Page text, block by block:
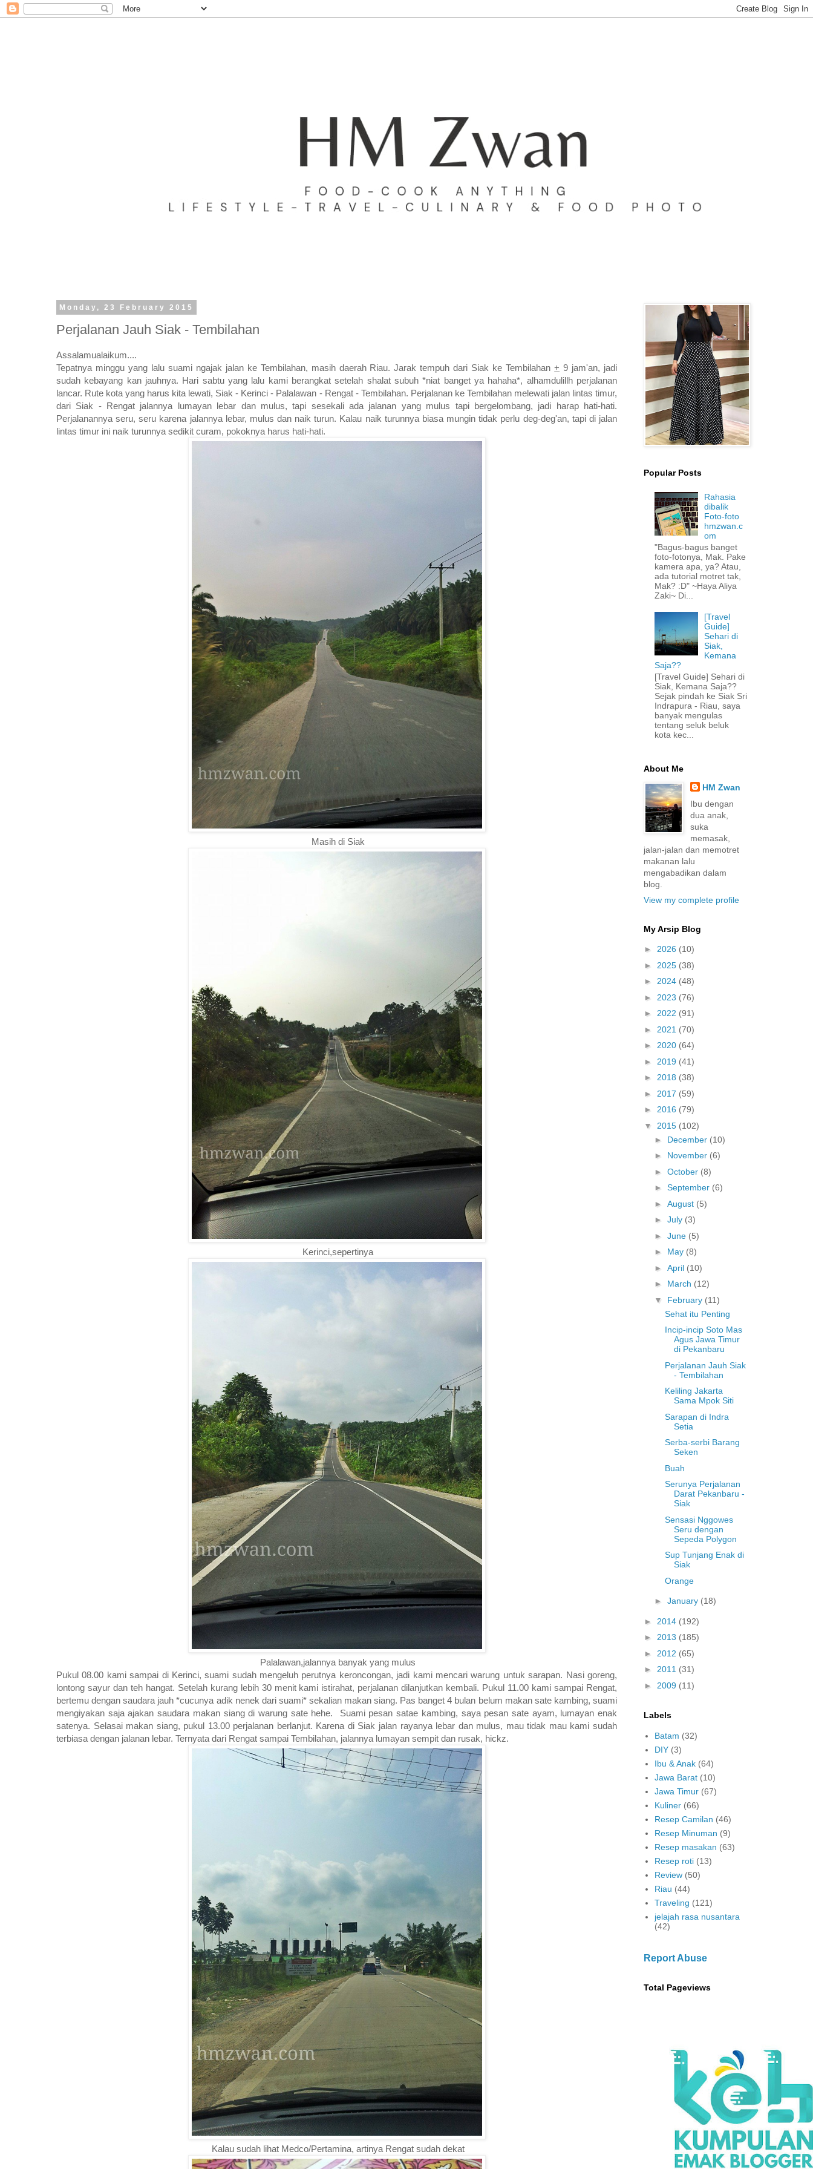
Monday, 23 February 2015
Perjalanan Jauh Siak - Tembilahan
Assalamualaikum....
Tepatnya minggu yang lalu suami ngajak jalan ke Tembilahan, masih daerah Riau. Jarak tempuh dari Siak ke Tembilahan+ 9 jam'an, jadi
sudah kebayang kan jauhnya. Hari sabtu yang lalu kami berangkat setelah shalat subuh *niat banget ya hahaha*, alhamdulillh perjalanan
lancar. Rute kota yang harus kita lewati, Siak - Kerinci - Palalawan - Rengat - Tembilahan. Perjalanan ke Tembilahan melewati jalan lintas timur,
dari Siak - Rengat jalannya lumayan lebar dan mulus, tapi sesekali ada jalanan yang mulus tapi bergelombang, jadi harap hati-hati.
Perjalanannya seru, seru karena jalannya lebar, mulus dan naik turun. Kalau naik turunnya biasa mungin tidak perlu deg-deg'an, tapi di jalan
lintas timur ini naik turunnya sedikit curam, pokoknya harus hati-hati.
Masih di Siak
Kerinci,sepertinya
Palalawan,jalannya banyak yang mulus
Pukul 08.00 kami sampai di Kerinci, suami sudah mengeluh perutnya keroncongan, jadi kami mencari warung untuk sarapan. Nasi goreng,
lontong sayur dan teh hangat. Setelah kurang lebih 30 menit kami istirahat, perjalanan dilanjutkan kembali. Pukul 11.00 kami sampai Rengat,
bertemu dengan saudara jauh *cucunya adik nenek dari suami* sekalian makan siang. Pas banget 4 bulan belum makan sate kambing, suami
mengiyakan saja ajakan saudara makan siang di warung sate hehe. Suami pesan satae kambing, saya pesan sate ayam, lumayan enak
satenya. Selasai makan siang, pukul 13.00 perjalanan berlanjut. Karena di Siak jalan rayanya lebar dan mulus, mau tidak mau kami sudah
terbiasa dengan jalanan lebar. Ternyata dari Rengat sampai Tembilahan, jalannya lumayan sempit dan rusak, hickz.
Kalau sudah lihat Medco/Pertamina, artinya Rengat sudah dekat
Popular Posts
Rahasia
dibalik
Foto-foto
hmzwan.c
om
"Bagus-bagus banget
foto-fotonya, Mak. Pake
kamera apa, ya? Atau,
ada tutorial motret tak,
Mak? :D" ~Haya Aliya
Zaki~ Di...
[Travel
Guide]
Sehari di
Siak,
Kemana
Saja??
[Travel Guide] Sehari di
Siak, Kemana Saja??
Sejak pindah ke Siak Sri
Indrapura - Riau, saya
banyak mengulas
tentang seluk beluk
kota kec...
About Me
HM Zwan
Ibu dengan
dua anak,
suka
memasak,
jalan-jalan dan memotret
makanan lalu
mengabadikan dalam
blog.
View my complete profile
My Arsip Blog
► 2026 (10)
► 2025 (38)
► 2024 (48)
► 2023 (76)
► 2022 (91)
► 2021 (70)
► 2020 (64)
► 2019 (41)
► 2018 (38)
► 2017 (59)
► 2016 (79)
▼ 2015 (102)
► December (10)
► November (6)
► October (8)
► September (6)
► August (5)
► July (3)
► June (5)
► May (8)
► April (10)
► March (12)
▼ February (11)
Sehat itu Penting
Incip-incip Soto Mas
Agus Jawa Timur
di Pekanbaru
Perjalanan Jauh Siak
- Tembilahan
Keliling Jakarta
Sama Mpok Siti
Sarapan di Indra
Setia
Serba-serbi Barang
Seken
Buah
Serunya Perjalanan
Darat Pekanbaru -
Siak
Sensasi Nggowes
Seru dengan
Sepeda Polygon
Sup Tunjang Enak di
Siak
Orange
► January (18)
► 2014 (192)
► 2013 (185)
► 2012 (65)
► 2011 (31)
► 2009 (11)
Labels
Batam (32)
DIY (3)
Ibu & Anak (64)
Jawa Barat (10)
Jawa Timur (67)
Kuliner (66)
Resep Camilan (46)
Resep Minuman (9)
Resep masakan (63)
Resep roti (13)
Review (50)
Riau (44)
Traveling (121)
jelajah rasa nusantara
(42)
Report Abuse
Total Pageviews